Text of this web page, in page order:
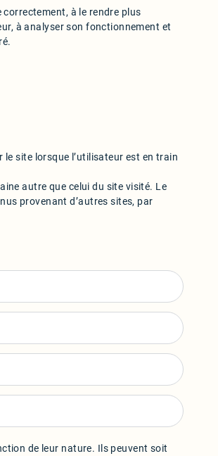
à le rendre plus
à analyser son fonctionnement et
le site lorsque l’utilisateur est en train
autre que celui du site visité. Le
provenant d’autres sites, par
de leur nature. Ils peuvent soit